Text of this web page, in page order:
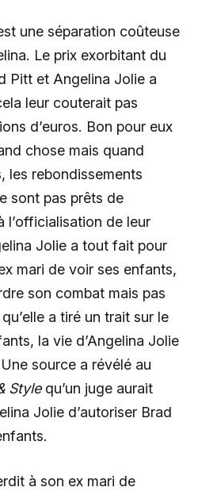
une séparation coûteuse
Le prix exorbitant du
Pitt et Angelina Jolie a
leur couterait pas
d’euros. Bon pour eux
chose mais quand
les rebondissements
sont pas prêts de
l’officialisation de leur
Jolie a tout fait pour
mari de voir ses enfants,
son combat mais pas
a tiré un trait sur le
la vie d’Angelina Jolie
source a révélé au
Stylequ’un juge aurait
Jolie d’autoriser Brad
à son ex mari de